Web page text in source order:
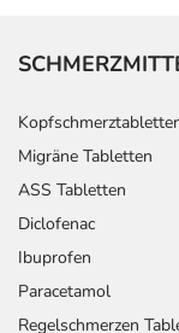
-
- Schwindel
-
- Verwirrtheit
- Taubheit
- Spontan
(Angioödem)
- Nierenversagen
-
Migräne Tabletten
ASS Tabletten
Diclofenac
Ibuprofen
Paracetamol
Regelschmerzen